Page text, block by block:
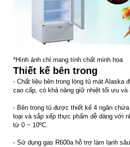
*Hình ảnh chỉ mang tính chất minh họa
Thiết kế bên trong
- Chất liệu bên trong lòng tủ mát Alaska
cao cấp, có khả năng giữ nhiệt tối ưu và
- Bên trong tủ được thiết kế 4 ngăn
loại và sắp xếp thực phẩm dễ dàng với
từ 0 ~ 10ºC.
- Sử dụng gas R600a hỗ trợ làm lạnh